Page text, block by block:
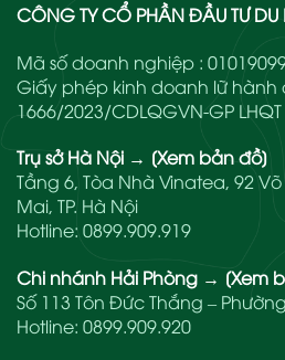
CÔNG TY CỔ PHẦN ĐẦU TƯ DU
Mã số doanh nghiệp :
Giấy phép kinh doanh lữ hành
1666/2023/CDLQGVN-GP LHQT
Trụ sở Hà Nội → [Xem bản đồ]
Tầng 6, Tòa Nhà Vinatea, 92
Mai, TP. Hà Nội
Hotline: 0899.909.919
Chi nhánh Hải Phòng → [Xem
Số 113 Tôn Đức Thắng –
Hotline: 0899.909.920